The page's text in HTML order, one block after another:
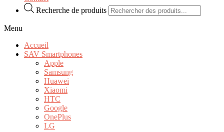
Recherche de produits
Menu
Accueil
SAV Smartphones
Apple
Samsung
Huawei
Xiaomi
HTC
Google
OnePlus
LG